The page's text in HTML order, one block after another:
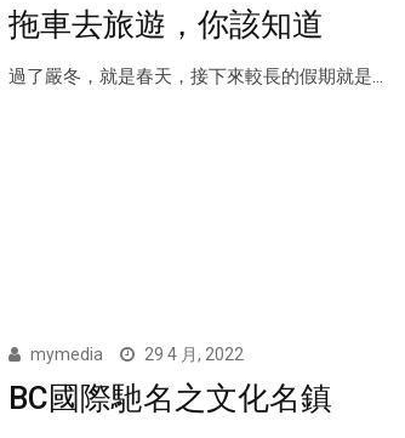
拖車去旅遊，你該知道
過了嚴冬，就是春天，接下來較長的假期就是...
mymedia 29 4 月, 2022
BC國際馳名之文化名鎮